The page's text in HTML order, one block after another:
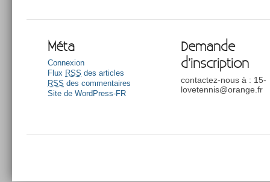
Méta
Connexion
Flux RSS des articles
RSS des commentaires
Site de WordPress-FR
Demande
d’inscription
contactez-nous à : 15-
lovetennis@orange.fr